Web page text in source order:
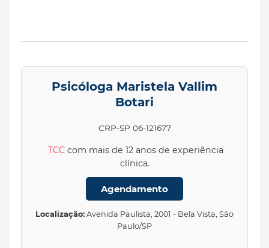
Psicóloga Maristela Vallim
Botari
CRP-SP 06-121677
TCC com mais de 12 anos de experiência
clínica.
Agendamento
Localização: Avenida Paulista, 2001 - Bela Vista, São
Paulo/SP